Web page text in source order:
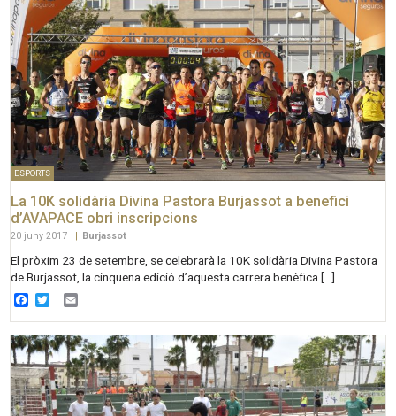
ESPORTS
La 10K solidària Divina Pastora Burjassot a benefici
d’AVAPACE obri inscripcions
20 juny 2017 Burjassot
El pròxim 23 de setembre, se celebrarà la 10K solidària Divina Pastora
de Burjassot, la cinquena edició d’aquesta carrera benèfica […]
Facebook
Twitter